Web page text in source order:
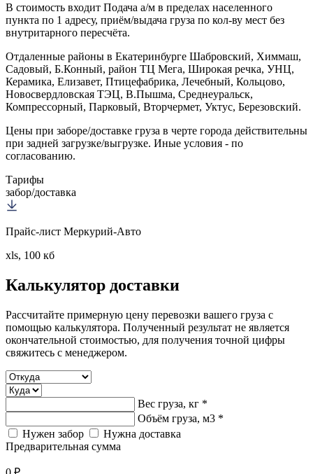
В стоимость входит Подача а/м в пределах населенного
пункта по 1 адресу, приём/выдача груза по кол-ву мест без
внутритарного пересчёта.
Отдаленные районы в Екатеринбурге Шабровский, Химмаш,
Садовый, Б.Конный, район ТЦ Мега, Широкая речка, УНЦ,
Керамика, Елизавет, Птицефабрика, Лечебный, Кольцово,
Новосвердловская ТЭЦ, В.Пышма, Среднеуральск,
Компрессорный, Парковый, Вторчермет, Уктус, Березовский.
Цены при заборе/доставке груза в черте города действительны
при задней загрузке/выгрузке. Иные условия - по
согласованию.
Тарифы
забор/доставка
Прайс-лист Меркурий-Авто
xls, 100 кб
Калькулятор доставки
Рассчитайте примерную цену перевозки вашего груза с
помощью калькулятора. Полученный результат не является
окончательной стоимостью, для получения точной цифры
свяжитесь с менеджером.
Вес груза, кг *
Объём груза, м3 *
Нужен забор
Нужна доставка
Предварительная сумма